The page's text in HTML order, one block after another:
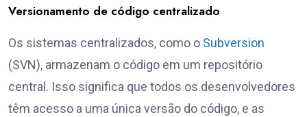
Versionamento de código centralizado
Os sistemas centralizados, como o Subversion
(SVN), armazenam o código em um repositório
central. Isso significa que todos os desenvolvedores
têm acesso a uma única versão do código, e as